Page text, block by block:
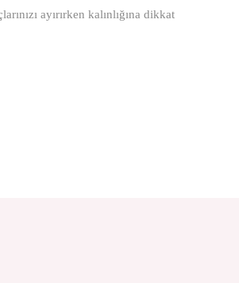
ayırırken kalınlığına dikkat